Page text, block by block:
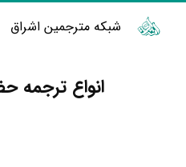
شبکه مترجمین اشراق
انواع ترجمه